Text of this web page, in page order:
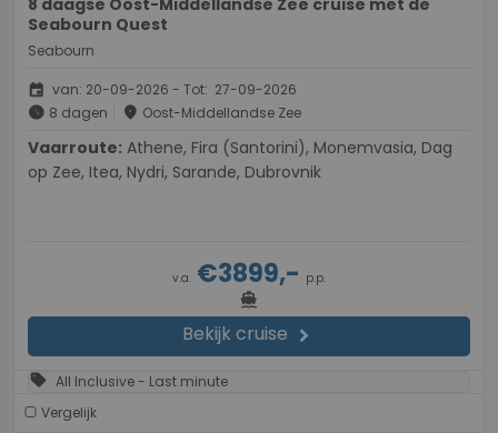
Seabourn Quest
Seabourn
event van: 20-09-2026 - Tot: 27-09-2026
schedule 8 dagen place Oost-Middellandse Zee
Vaarroute:
op Zee, Itea, Nydri, Sarande, Dubrovnik
v.a. €3899,- p.p.
directions_boat
Bekijk cruise chevron_right
sell All Inclusive - Last minute
Vergelijk